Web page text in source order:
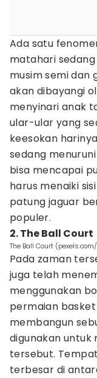
Ada satu
matahari
musim semi dan
akan dibayangi
menyinari anak
ular-ular yang
keesokan
sedang
bisa mencapai
harus menaiki
patung jaguar
populer.
2. The Ball Court
The Ball Court
Pada zaman
juga telah
menggunakan
permaian
membangun
digunakan untuk
tersebut.
terbesar di